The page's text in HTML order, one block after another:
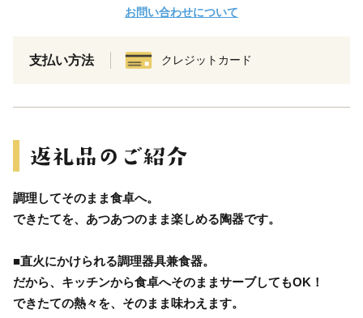
お問い合わせについて
支払い方法 クレジットカード
調理してそのまま食卓へ。
できたてを、あつあつのまま楽しめる陶器です。
■直火にかけられる調理器具兼食器。
だから、キッチンから食卓へそのままサーブしてもOK！
できたての熱々を、そのまま味わえます。